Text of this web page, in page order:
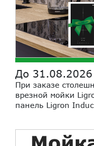
До 31.08.2026
При заказе
врезной мойки
панель Ligron